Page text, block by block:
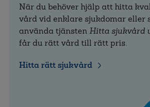
När du behöver hjälp att hitta
vård vid enklare sjukdomar eller
använda tjänsten Hitta sjukvård
får du rätt vård till rätt pris.
Hitta rätt sjukvård